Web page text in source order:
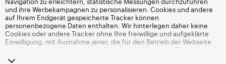
und ihre Werbekampagnen zu personalisieren. Cookies und andere
auf Ihrem Endgerät gespeicherte Tracker können
personenbezogene Daten enthalten. Wir hinterlegen daher keine
Cookies oder andere Tracker ohne Ihre freiwillige und aufgeklärte
Einwilligung, mit Ausnahme jener, die für den Betrieb der Webseite
unerlässlich sind. Wir speichern Ihre Auswahl für einen Zeitraum von
6 Monaten. Sie können Ihre Einwilligung jederzeit widerrufen, indem